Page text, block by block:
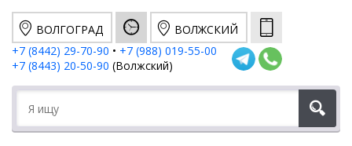
ВОЛГОГРАД
ВОЛЖСКИЙ
+7 (8442) 29-70-90 • +7 (988) 019-55-00
+7 (8443) 20-50-90 (Волжский)